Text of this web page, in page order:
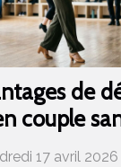
de
couple
17 avril 2026